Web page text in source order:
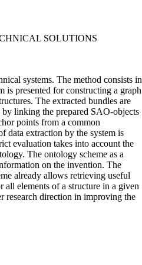
SOLUTIONS
systems. The method consists in
presented for constructing a graph
The extracted bundles are
by linking the prepared SAO-objects
points from a common
data extraction by the system is
evaluation takes into account the
The ontology scheme as a
on the invention. The
already allows retrieving useful
all elements of a structure in a given
research direction in improving the